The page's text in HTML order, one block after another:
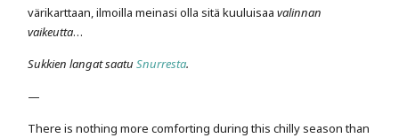
värikarttaan, ilmoilla meinasi olla sitä kuuluisaavalinnan
vaikeutta…
Sukkien langat saatuSnurresta.
—
There is nothing more comforting during this chilly season than